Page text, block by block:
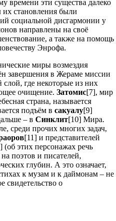
времени эти существа далеко
становления были
социальной дисгармонии у
направлены на своё
а также на помощь
Энрофа.
миры возмездия
завершения в Жераме миссии
где некоторые из них
очищение.Затомис[7], мир
страна, называется
подъём всакуалу[9]
– вСинклит[10] Мира.
среди прочих многих задач,
[11] и представителей
(об этих персонажах речь
поэтов и писателей,
глубин. А это означает,
к музам и к даймонам – не
свидетельство о